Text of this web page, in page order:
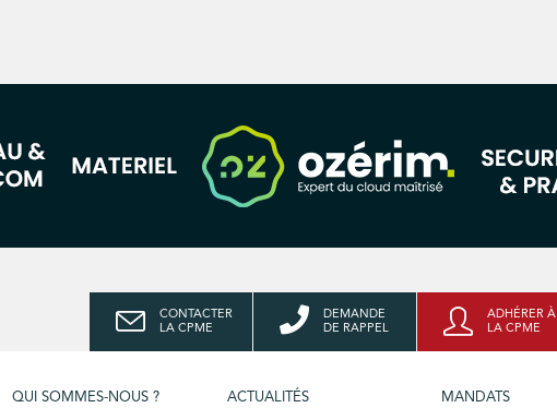
CONTACTER
LA CPME
DEMANDE
DE RAPPEL
ADHÉRER À
LA CPME
QUI SOMMES-NOUS ? ACTUALITÉS MANDATS